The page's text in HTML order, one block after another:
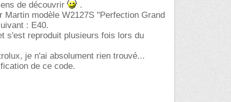
de découvrir
.
modèle W2127S "Perfection Grand
: E40.
s'est reproduit plusieurs fois lors du
je n'ai absolument rien trouvé...
de ce code.